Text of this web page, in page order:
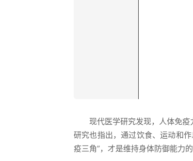
现代医学研究发现，人体免
研究也指出，通过饮食、运动和
疫三角”，才是维持身体防御能力的